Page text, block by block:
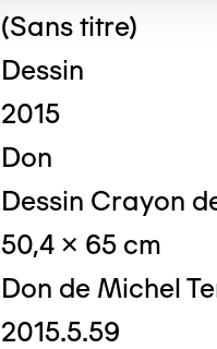
(Sans titre)
Dessin
2015
Don
Dessin Crayon
50,4 x 65 cm
Don de Michel
2015.5.59